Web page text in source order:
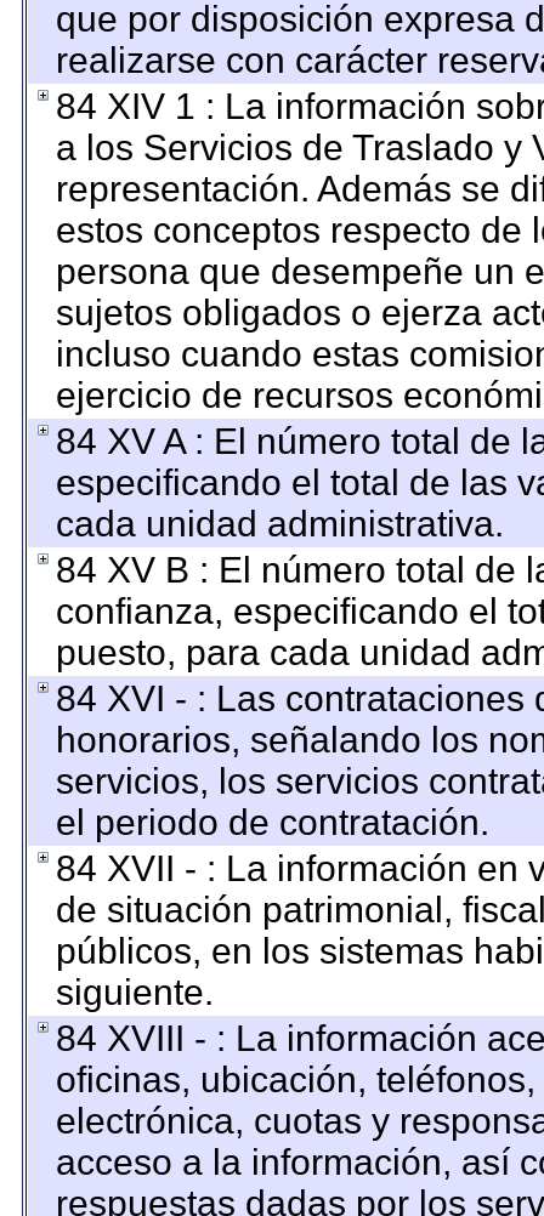
que por disposición expresa
realizarse con carácter
84 XIV 1 : La información
a los Servicios de Traslado y
representación. Además se
estos conceptos respecto de
persona que desempeñe un
sujetos obligados o ejerza
incluso cuando estas
ejercicio de recursos
84 XV A : El número total de
especificando el total de las
cada unidad administrativa.
84 XV B : El número total de
confianza, especificando el
puesto, para cada unidad
84 XVI - : Las
honorarios, señalando los
servicios, los servicios
el periodo de contratación.
84 XVII - : La información en
de situación patrimonial,
públicos, en los sistemas
siguiente.
84 XVIII - : La información
oficinas, ubicación,
electrónica, cuotas y
acceso a la información, así
respuestas dadas por los